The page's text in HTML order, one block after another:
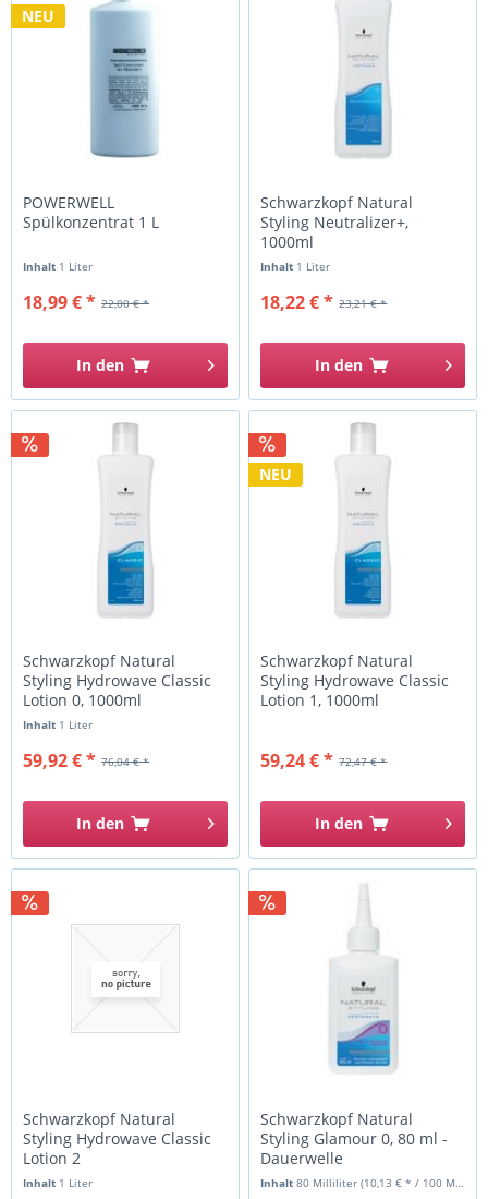
NEU
POWERWELL
Spülkonzentrat 1 L
Inhalt 1 Liter
22,00 € *
18,99 € *
In den
Schwarzkopf Natural
Styling Neutralizer+,
1000ml
Inhalt 1 Liter
23,21 € *
18,22 € *
In den
Schwarzkopf Natural
Styling Hydrowave Classic
Lotion 0, 1000ml
Inhalt 1 Liter
76,04 € *
59,92 € *
In den
NEU
Schwarzkopf Natural
Styling Hydrowave Classic
Lotion 1, 1000ml
72,47 € *
59,24 € *
In den
Schwarzkopf Natural
Styling Hydrowave Classic
Lotion 2
Inhalt 1 Liter
Schwarzkopf Natural
Styling Glamour 0, 80 ml -
Dauerwelle
Inhalt80 Milliliter(10,13 € * / 100 Milliliter)